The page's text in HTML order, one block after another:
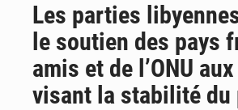
Les parties
le soutien des pays
amis et de l’ONU
visant la stabilité du